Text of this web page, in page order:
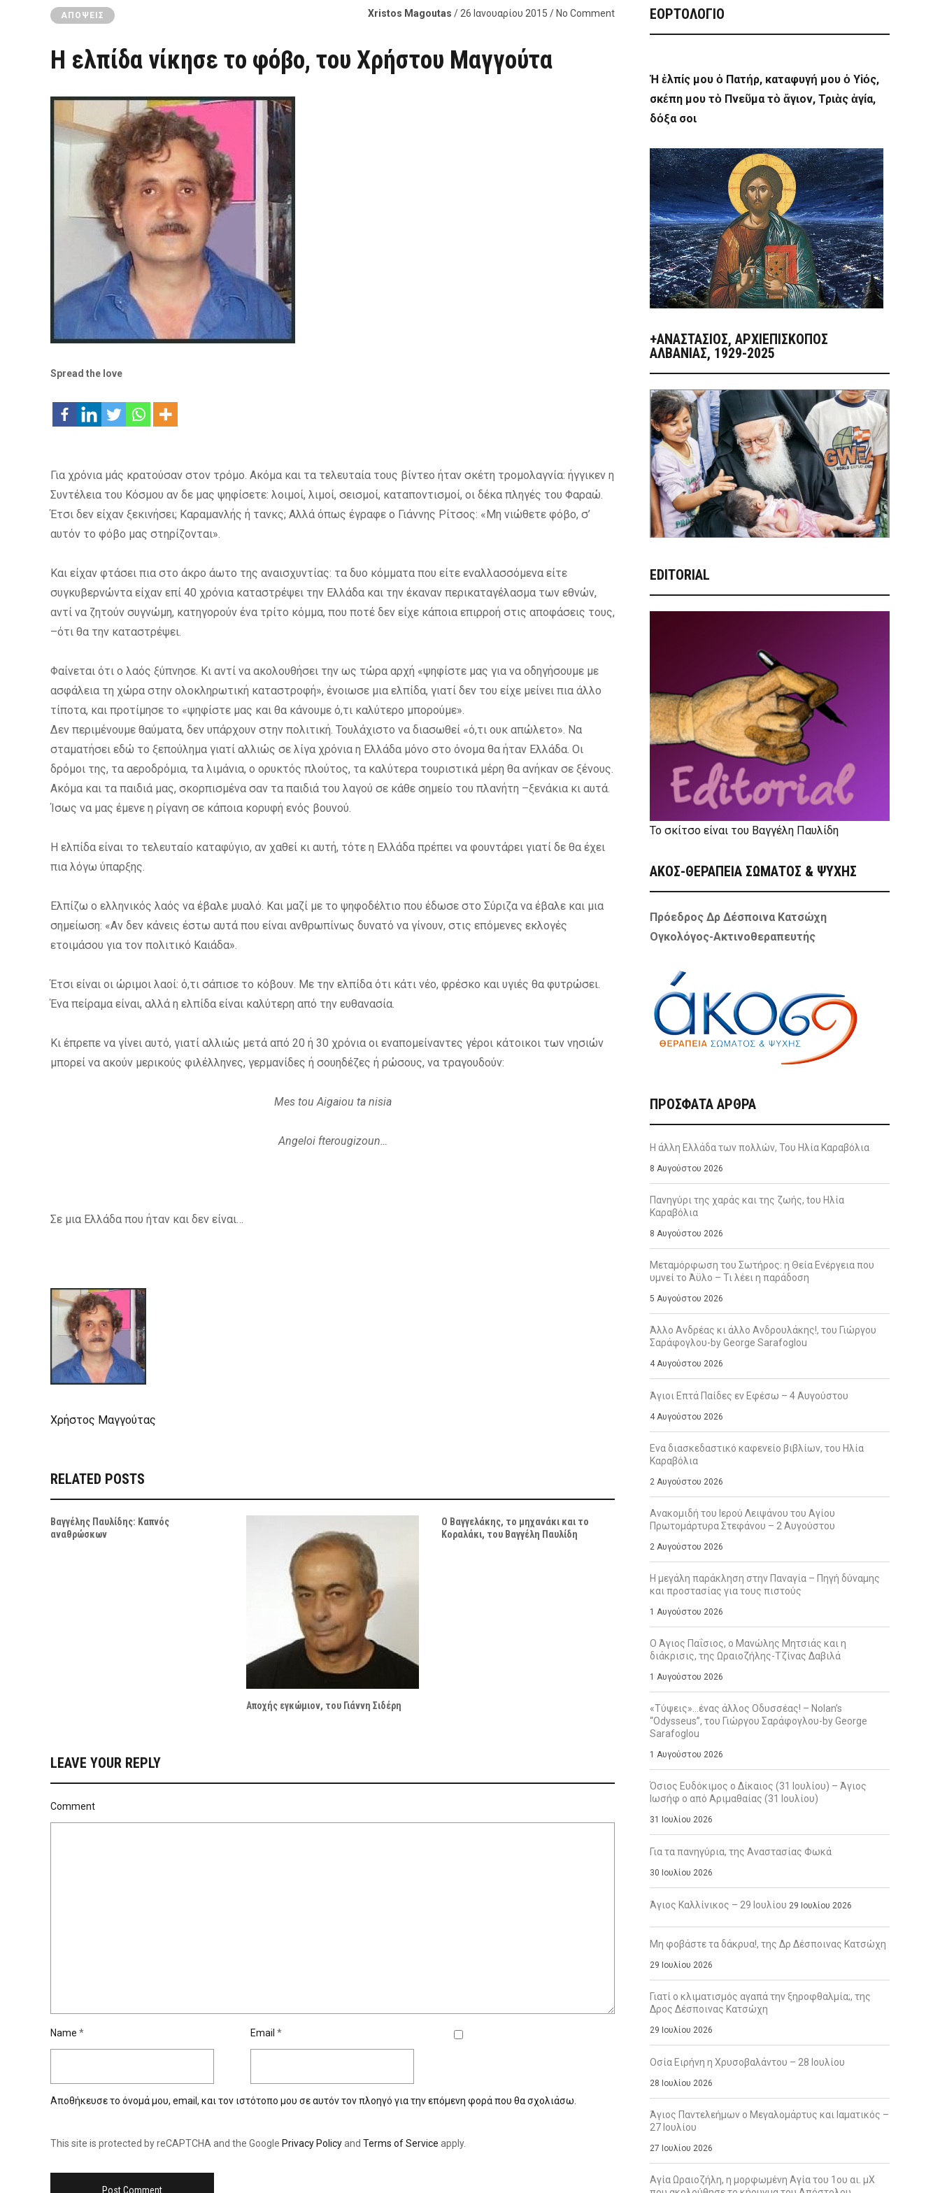
ΑΠΌΨΕΙΣ Xristos Magoutas / 26 Ιανουαρίου 2015 / No Comment
Η ελπίδα νίκησε το φόβο, του Χρήστου Μαγγούτα
Spread the love
Για χρόνια μάς κρατούσαν στον τρόμο. Ακόμα και τα τελευταία τους βίντεο ήταν σκέτη τρομολαγνία: ήγγικεν η
Συντέλεια του Κόσμου αν δε μας ψηφίσετε: λοιμοί, λιμοί, σεισμοί, καταποντισμοί, οι δέκα πληγές του Φαραώ.
Έτσι δεν είχαν ξεκινήσει; Καραμανλής ή τανκς; Αλλά όπως έγραφε ο Γιάννης Ρίτσος: «Μη νιώθετε φόβο, σ’
αυτόν το φόβο μας στηρίζονται».
Και είχαν φτάσει πια στο άκρο άωτο της αναισχυντίας: τα δυο κόμματα που είτε εναλλασσόμενα είτε
συγκυβερνώντα είχαν επί 40 χρόνια καταστρέψει την Ελλάδα και την έκαναν περικαταγέλασμα των εθνών,
αντί να ζητούν συγνώμη, κατηγορούν ένα τρίτο κόμμα, που ποτέ δεν είχε κάποια επιρροή στις αποφάσεις τους,
–ότι θα την καταστρέψει.
Φαίνεται ότι ο λαός ξύπνησε. Κι αντί να ακολουθήσει την ως τώρα αρχή «ψηφίστε μας για να οδηγήσουμε με
ασφάλεια τη χώρα στην ολοκληρωτική καταστροφή», ένοιωσε μια ελπίδα, γιατί δεν του είχε μείνει πια άλλο
τίποτα, και προτίμησε το «ψηφίστε μας και θα κάνουμε ό,τι καλύτερο μπορούμε».
Δεν περιμένουμε θαύματα, δεν υπάρχουν στην πολιτική. Τουλάχιστο να διασωθεί «ό,τι ουκ απώλετο». Να
σταματήσει εδώ το ξεπούλημα γιατί αλλιώς σε λίγα χρόνια η Ελλάδα μόνο στο όνομα θα ήταν Ελλάδα. Οι
δρόμοι της, τα αεροδρόμια, τα λιμάνια, ο ορυκτός πλούτος, τα καλύτερα τουριστικά μέρη θα ανήκαν σε ξένους.
Ακόμα και τα παιδιά μας, σκορπισμένα σαν τα παιδιά του λαγού σε κάθε σημείο του πλανήτη –ξενάκια κι αυτά.
Ίσως να μας έμενε η ρίγανη σε κάποια κορυφή ενός βουνού.
Η ελπίδα είναι το τελευταίο καταφύγιο, αν χαθεί κι αυτή, τότε η Ελλάδα πρέπει να φουντάρει γιατί δε θα έχει
πια λόγω ύπαρξης.
Ελπίζω ο ελληνικός λαός να έβαλε μυαλό. Και μαζί με το ψηφοδέλτιο που έδωσε στο Σύριζα να έβαλε και μια
σημείωση: «Αν δεν κάνεις έστω αυτά που είναι ανθρωπίνως δυνατό να γίνουν, στις επόμενες εκλογές
ετοιμάσου για τον πολιτικό Καιάδα».
Έτσι είναι οι ώριμοι λαοί: ό,τι σάπισε το κόβουν. Με την ελπίδα ότι κάτι νέο, φρέσκο και υγιές θα φυτρώσει.
Ένα πείραμα είναι, αλλά η ελπίδα είναι καλύτερη από την ευθανασία.
Κι έπρεπε να γίνει αυτό, γιατί αλλιώς μετά από 20 ή 30 χρόνια οι εναπομείναντες γέροι κάτοικοι των νησιών
μπορεί να ακούν μερικούς φιλέλληνες, γερμανίδες ή σουηδέζες ή ρώσους, να τραγουδούν:
Mes tou Aigaiou ta nisia
Angeloi fterougizoun…
Σε μια Ελλάδα που ήταν και δεν είναι…
Χρήστος Μαγγούτας
RELATED POSTS
Βαγγέλης Παυλίδης: Καπνός
αναθρώσκων
Αποχής εγκώμιον, του Γιάννη Σιδέρη
Ο Βαγγελάκης, το μηχανάκι και το
Κοραλάκι, του Βαγγέλη Παυλίδη
LEAVE YOUR REPLY
Comment
Name * Email *
Αποθήκευσε το όνομά μου, email, και τον ιστότοπο μου σε αυτόν τον πλοηγό για την επόμενη φορά που θα σχολιάσω.
This site is protected by reCAPTCHA and the Google Privacy Policyand Terms of Service apply.
ΕΟΡΤΟΛΟΓΙΟ
Ἡ ἐλπίς μου ὁ Πατήρ, καταφυγή μου ὁ Υἱός,
σκέπη μου τὸ Πνεῦμα τὸ ἅγιον, Τριὰς ἁγία,
δόξα σοι
+ΑΝΑΣΤΆΣΙΟΣ, ΑΡΧΙΕΠΊΣΚΟΠΟΣ
ΑΛΒΑΝΊΑΣ, 1929-2025
EDITORIAL
Το σκίτσο είναι του Βαγγέλη Παυλίδη
ΑΚΟΣ-ΘΕΡΑΠΕΙΑ ΣΩΜΑΤΟΣ & ΨΥΧΗΣ
Πρόεδρος Δρ Δέσποινα Κατσώχη
Ογκολόγος-Ακτινοθεραπευτής
ΠΡΌΣΦΑΤΑ ΆΡΘΡΑ
Η άλλη Ελλάδα των πολλών, Του Ηλία Καραβόλια
8 Αυγούστου 2026
Πανηγύρι της χαράς και της ζωής, tου Ηλία
Καραβόλια
8 Αυγούστου 2026
Μεταμόρφωση του Σωτήρος: η Θεία Ενέργεια που
υμνεί το Άϋλο – Τι λέει η παράδοση
5 Αυγούστου 2026
Άλλο Ανδρέας κι άλλο Ανδρουλάκης!, του Γιώργου
Σαράφογλου-by George Sarafoglou
4 Αυγούστου 2026
Άγιοι Επτά Παίδες εν Εφέσω – 4 Αυγούστου
4 Αυγούστου 2026
Ενα διασκεδαστικό καφενείο βιβλίων, του Ηλία
Καραβόλια
2 Αυγούστου 2026
Ανακομιδή του Ιερού Λειψάνου του Αγίου
Πρωτομάρτυρα Στεφάνου – 2 Αυγούστου
2 Αυγούστου 2026
Η μεγάλη παράκληση στην Παναγία – Πηγή δύναμης
και προστασίας για τους πιστούς
1 Αυγούστου 2026
Ο Άγιος Παΐσιος, ο Μανώλης Μητσιάς και η
διάκρισις, της Ωραιοζήλης-Τζίνας Δαβιλά
1 Αυγούστου 2026
«Τύψεις»…ένας άλλος Οδυσσέας! – Nolan’s
“Odysseus”, του Γιώργου Σαράφογλου-by George
Sarafoglou
1 Αυγούστου 2026
Όσιος Ευδόκιμος ο Δίκαιος (31 Ιουλίου) – Άγιος
Ιωσήφ ο από Αριμαθαίας (31 Ιουλίου)
31 Ιουλίου 2026
Για τα πανηγύρια, της Αναστασίας Φωκά
30 Ιουλίου 2026
Άγιος Καλλίνικος – 29 Ιουλίου 29 Ιουλίου 2026
Μη φοβάστε τα δάκρυα!, της Δρ Δέσποινας Κατσώχη
29 Ιουλίου 2026
Γιατί ο κλιματισμός αγαπά την ξηροφθαλμία;, της
Δρος Δέσποινας Κατσώχη
29 Ιουλίου 2026
Οσία Ειρήνη η Χρυσοβαλάντου – 28 Ιουλίου
28 Ιουλίου 2026
Άγιος Παντελεήμων ο Μεγαλομάρτυς και Ιαματικός –
27 Ιουλίου
27 Ιουλίου 2026
Αγία Ωραιοζήλη, η μορφωμένη Αγία του 1ου αι. μΧ